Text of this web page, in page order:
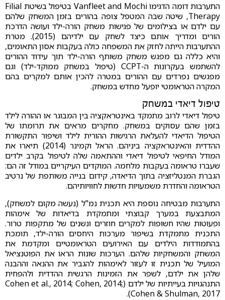
התערבות דומה הדגימו Vanfleet and Mochi בטיפול בשיטת Filial
Therapy, שיטה שבה המטפל צופה בהורים בזמן המשחק שלהם
עם ילדם או בצילומים של פגישות משחק הורה-ילד ועושה הדרכת
הורים ומדריך אותם כיצד לשחק עם ילדיהם (2015). מטרת
ההתערבות הייתה לחזק את המשפחה כולה בעקבות אסון התאומים,
והיא כללה גם מפגש משחק משותף הורה-ילד תוך עידוד ההורים
להשתמש בעקרונות ה-CCPT (טיפול במשחק ממוקד-ילד) וגם
מפגשים נפרדים עם ההורים במטרה להכין אותם למקרים בהם
המקרה הטראומטי יופעל מחדש במשחק.
טיפול דיאדי במשחק
טיפול דיאדי לרוב מתמקד באינטראקציה בין המבוגר או ההורה לילד
בזמן שהם עסוקים במשחק. מחקרים מראים את תרומתו של
הטיפול הדיאדי להעלאת הרגישות ההורית לילד ושיפור התקשורת
ההדדית והאינטראקציה ביניהם. הראל וקמינר (2014) תיארו את
המודל החיפאי לטיפול דיאדי וההתאמה שלה לטיפול בקרב ילדים
שעברו טראומה בעקבות מלחמה. המוקדים העיקריים במודל זה הם:
הגברת המנטליזציה בתוך הדיאדה, קידום בנייה משותפת של נרטיב
הטראומה והחדרת משמעויות חדשות לחוויותיהם.
התערבות מבטיחה נוספת היא תכנית נמ"ל (נעשה מקום למשחק),
המתבצעת במערך קבוצתי ומתמקדת בדיאדות של אימהות
ופעוטות שהיו חשופות למקרים חוזרים ונשנים של מתקפות טרור.
התכנית מתמקדת בשיפור מערכות היחסים הורה-ילד, תומכת
בהתמודדות הילדים עם האירועים הטראומטיים ומקדמת את
המשחק והמשחקיות שלהם. הערכות שונות הראו את הפוטנציאל
המועיל של תכנית זו לעזור לאימהות להגביר את ההנאה וההבנה
שלהן את ילדם, לשפר את הזמינות הרגשית ההדדית ולהפחית
התנהגויות בעייתיות של ילדם (Cohen et al., 2014; Cohen, 2014;
Cohen & Shulman, 2017).